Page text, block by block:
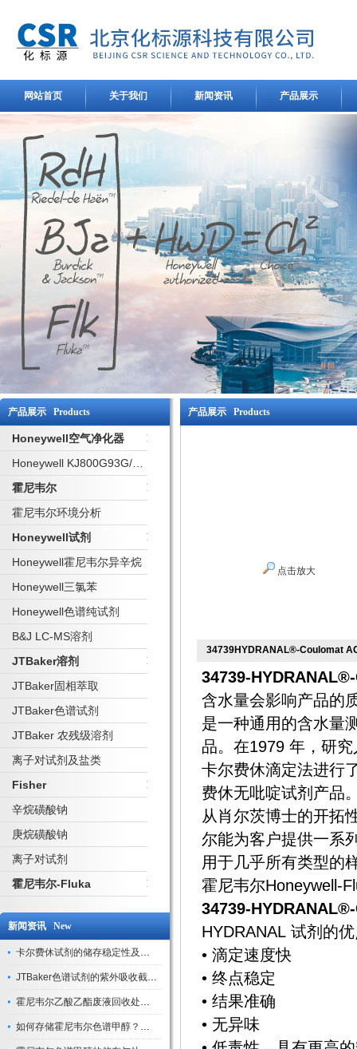
网站首页 关于我们 新闻资讯 产品展示
产品展示 Products
Honeywell空气净化器
霍尼韦尔
霍尼韦尔环境分析
Honeywell试剂
Honeywell霍尼韦尔异辛烷
Honeywell三氯苯
Honeywell色谱纯试剂
B&J LC-MS溶剂
JTBaker溶剂
JTBaker固相萃取
JTBaker色谱试剂
JTBaker 农残级溶剂
离子对试剂及盐类
Fisher
辛烷磺酸钠
庚烷磺酸钠
离子对试剂
霍尼韦尔-Fluka
新闻资讯 New
卡尔费休试剂的储存稳定性及开封后有效期验证
JTBaker色谱试剂的紫外吸收截止波长与背景干扰
霍尼韦尔乙酸乙酯废液回收处理方法与环保处置建议
如何存储霍尼韦尔色谱甲醇？避光、密封、远离火源
产品展示 Products
点击放大
34739HYDRANAL®-Coulomat
34739-
含水量会影响产品的
是一种通用的含水量
品。在1979 年，研
卡尔费休滴定法进行
费休无吡啶试剂产品
从肖尔茨博士的开拓
尔能为客户提供一系
用于几乎所有类型的
霍尼韦尔Honeywell-
34739-
HYDRANAL 试剂的
• 滴定速度快
• 终点稳定
• 结果准确
• 无异味